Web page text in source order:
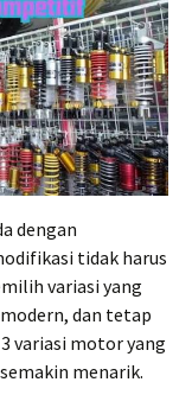
dengan
tidak harus
variasi yang
dan tetap
variasi motor yang
menarik.